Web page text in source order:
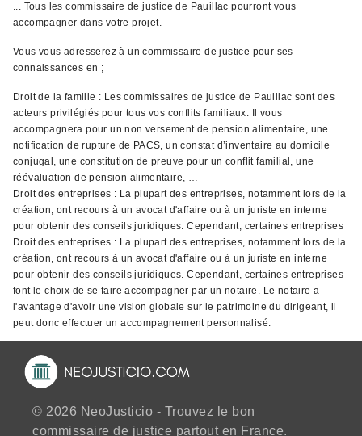
... Tous les commissaire de justice de Pauillac pourront vous
accompagner dans votre projet.
Vous vous adresserez à un commissaire de justice pour ses
connaissances en ;
Droit de la famille : Les commissaires de justice de Pauillac sont des
acteurs privilégiés pour tous vos conflits familiaux. Il vous
accompagnera pour un non versement de pension alimentaire, une
notification de rupture de PACS, un constat d’inventaire au domicile
conjugal, une constitution de preuve pour un conflit familial, une
réévaluation de pension alimentaire, …
Droit des entreprises : La plupart des entreprises, notamment lors de la
création, ont recours à un avocat d'affaire ou à un juriste en interne
pour obtenir des conseils juridiques. Cependant, certaines entreprises
Droit des entreprises : La plupart des entreprises, notamment lors de la
création, ont recours à un avocat d'affaire ou à un juriste en interne
pour obtenir des conseils juridiques. Cependant, certaines entreprises
font le choix de se faire accompagner par un notaire. Le notaire a
l'avantage d'avoir une vision globale sur le patrimoine du dirigeant, il
peut donc effectuer un accompagnement personnalisé.
© 2026 NeoJusticio - Trouvez le bon
commissaire de justice partout en France.